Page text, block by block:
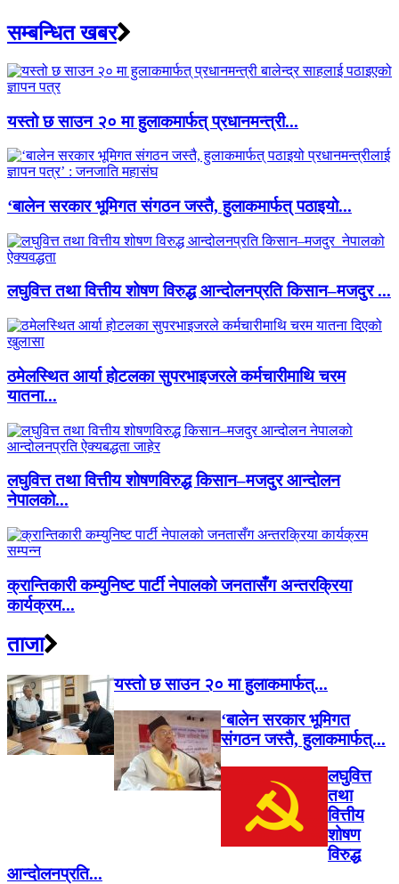
सम्बन्धित खबर
यस्तो छ साउन २० मा हुलाकमार्फत् प्रधानमन्त्री...
‘बालेन सरकार भूमिगत संगठन जस्तै, हुलाकमार्फत् पठाइयो...
लघुवित्त तथा वित्तीय शोषण विरुद्ध आन्दोलनप्रति किसान–मजदुर ...
ठमेलस्थित आर्या होटलका सुपरभाइजरले कर्मचारीमाथि चरम
यातना...
लघुवित्त तथा वित्तीय शोषणविरुद्ध किसान–मजदुर आन्दोलन
नेपालको...
क्रान्तिकारी कम्युनिष्ट पार्टी नेपालको जनतासँग अन्तरक्रिया
कार्यक्रम...
ताजा
यस्तो छ साउन २० मा हुलाकमार्फत्...
‘बालेन सरकार भूमिगत
संगठन जस्तै, हुलाकमार्फत्...
लघुवित्त
तथा
वित्तीय
शोषण
विरुद्ध
आन्दोलनप्रति...